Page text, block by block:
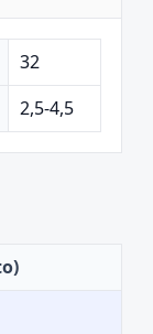
32
2,5-4,5